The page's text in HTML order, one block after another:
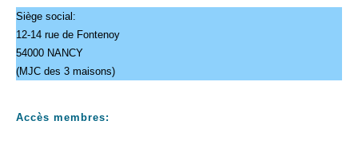
Siège social:
12-14 rue de Fontenoy
54000 NANCY
(MJC des 3 maisons)
Accès membres: